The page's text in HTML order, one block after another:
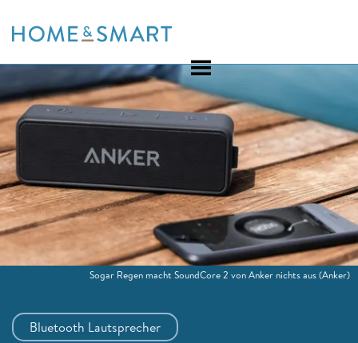
to
Bluetooth Lautsprecher
Sogar Regen macht SoundCore 2 von Anker nichts aus(Anker)